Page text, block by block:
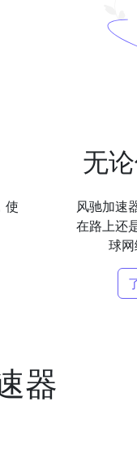
使
无
风驰加速
在路上还
球网
器